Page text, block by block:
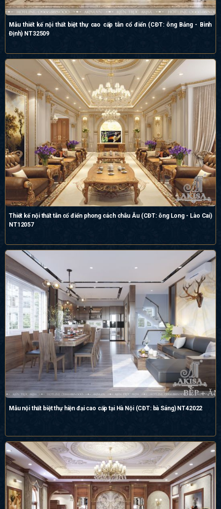
Mẫu thiết kế nội thất biệt thự cao cấp tân cổ điển (CĐT: ông Bảng - Bình
Định) NT32509
Thiết kế nội thất tân cổ điển phong cách châu Âu (CĐT: ông Long - Lào Cai)
NT12057
Mẫu nội thất biệt thự hiện đại cao cấp tại Hà Nội (CĐT: bà Sáng) NT42022